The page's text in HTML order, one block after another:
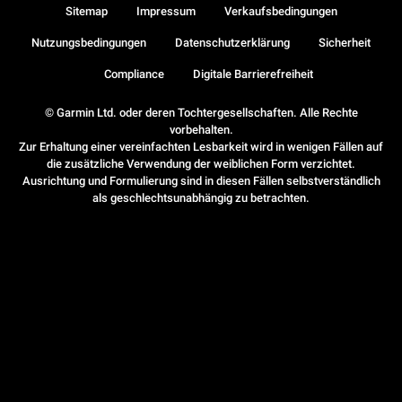
© Garmin Ltd. oder deren Tochtergesellschaften. Alle Rechte
vorbehalten.
Zur Erhaltung einer vereinfachten Lesbarkeit wird in wenigen Fällen auf
die zusätzliche Verwendung der weiblichen Form verzichtet.
Ausrichtung und Formulierung sind in diesen Fällen selbstverständlich
als geschlechtsunabhängig zu betrachten.
Sitemap Impressum Verkaufsbedingungen
Nutzungsbedingungen Datenschutzerklärung Sicherheit
Compliance Digitale Barrierefreiheit